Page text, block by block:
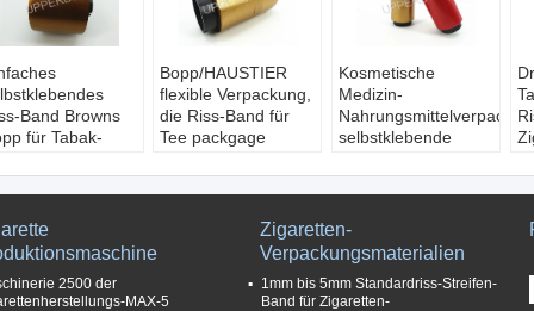
Band Browns
für Tabak-
öffnen Sie
5000 m -
Bopp/HAUSTIER
flexible Verpackung,
die Riss-Band für
Tee packgage
Verwendung:
BOPP/HAUSTIER/MOPP
Kosmetische
Medizin-
selbstklebende
Band Bopp
Material:
HAUSTIER/MOPP/BOPP
Farbe:Irgendeine
Farbe
2500 der
MAX-5
Zigaretten-
Verpackungsmaterialien
1mm bis 5mm Standardriss-Streifen-
Band für Zigaretten-